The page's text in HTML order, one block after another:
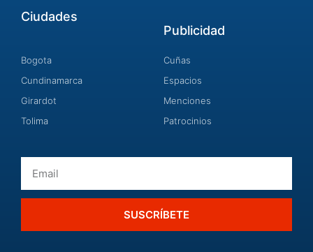
Ciudades
Bogota
Cundinamarca
Girardot
Tolima
Publicidad
Cuñas
Espacios
Menciones
Patrocinios
SUSCRÍBETE